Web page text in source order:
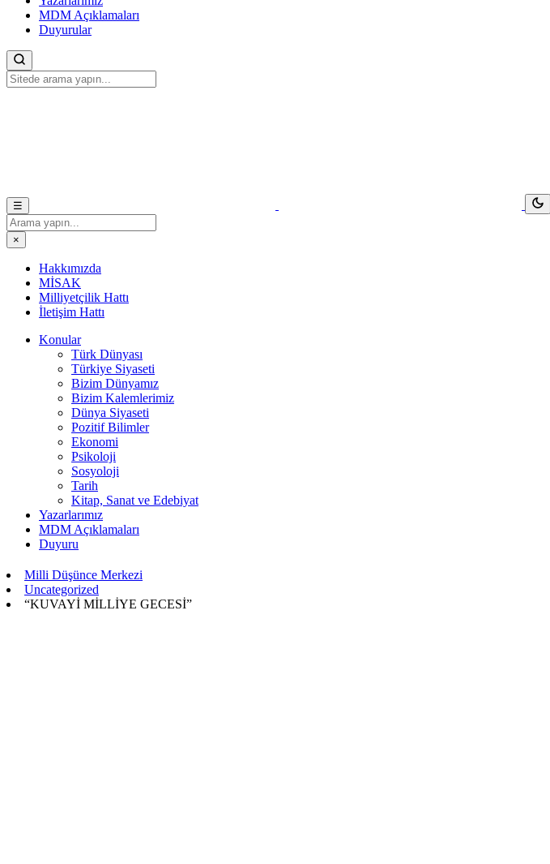
MDM Açıklamaları
Duyurular
☰
×
Hakkımızda
MİSAK
Milliyetçilik Hattı
İletişim Hattı
Konular
Türk Dünyası
Türkiye Siyaseti
Bizim Dünyamız
Bizim Kalemlerimiz
Dünya Siyaseti
Pozitif Bilimler
Ekonomi
Psikoloji
Sosyoloji
Tarih
Kitap, Sanat ve Edebiyat
Yazarlarımız
MDM Açıklamaları
Duyuru
Milli Düşünce Merkezi
Uncategorized
“KUVAYİ MİLLİYE GECESİ”